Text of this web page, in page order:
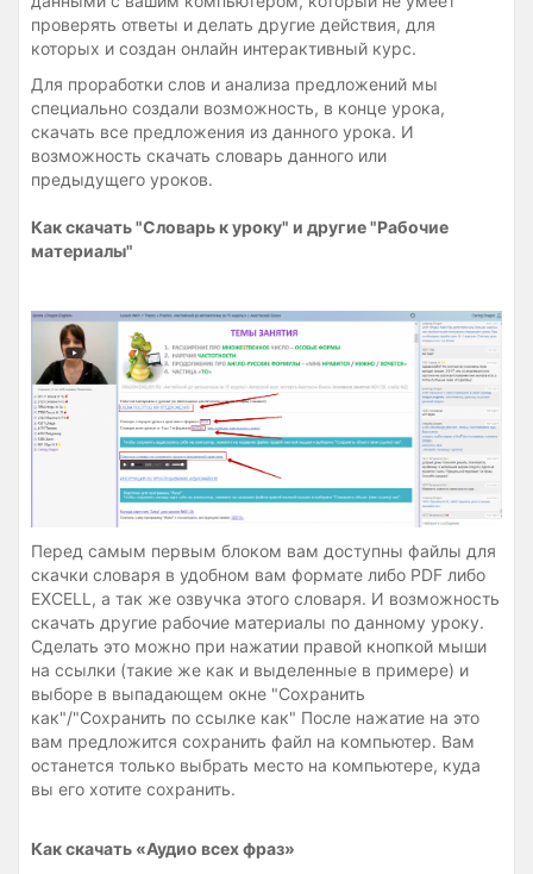
проверять ответы и делать другие действия, для
которых и создан онлайн интерактивный курс.
Для проработки слов и анализа предложений мы
специально создали возможность, в конце урока,
скачать все предложения из данного урока. И
возможность скачать словарь данного или
предыдущего уроков.
Как скачать "Словарь к уроку" и другие "Рабочие
материалы"
Перед самым первым блоком вам доступны файлы для
скачки словаря в удобном вам формате либо PDF либо
EXCELL, а так же озвучка этого словаря. И возможность
скачать другие рабочие материалы по данному уроку.
Сделать это можно при нажатии правой кнопкой мыши
на ссылки (такие же как и выделенные в примере) и
выборе в выпадающем окне "Сохранить
как"/"Сохранить по ссылке как" После нажатие на это
вам предложится сохранить файл на компьютер. Вам
останется только выбрать место на компьютере, куда
вы его хотите сохранить.
Как скачать «Аудио всех фраз»